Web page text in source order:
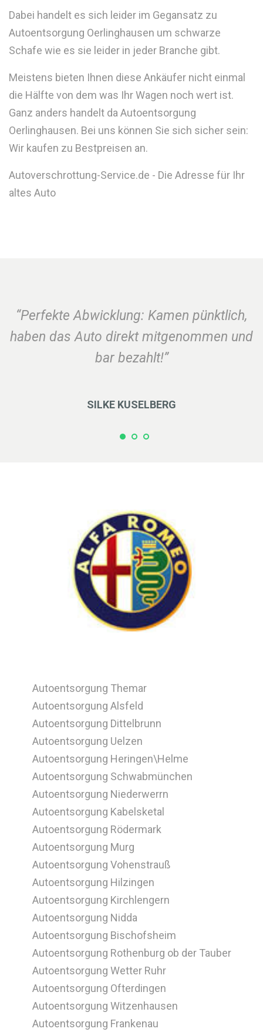
Dabei handelt es sich leider im Gegansatz zu
Autoentsorgung Oerlinghausen um schwarze
Schafe wie es sie leider in jeder Branche gibt.
Meistens bieten Ihnen diese Ankäufer nicht einmal
die Hälfte von dem was Ihr Wagen noch wert ist.
Ganz anders handelt da Autoentsorgung
Oerlinghausen. Bei uns können Sie sich sicher sein:
Wir kaufen zu Bestpreisen an.
Autoverschrottung-Service.de - Die Adresse für Ihr
altes Auto
“Perfekte Abwicklung: Kamen pünktlich,
haben das Auto direkt mitgenommen und
bar bezahlt!”
SILKE KUSELBERG
Autoentsorgung Themar
Autoentsorgung Alsfeld
Autoentsorgung Dittelbrunn
Autoentsorgung Uelzen
Autoentsorgung Heringen\Helme
Autoentsorgung Schwabmünchen
Autoentsorgung Niederwerrn
Autoentsorgung Kabelsketal
Autoentsorgung Rödermark
Autoentsorgung Murg
Autoentsorgung Vohenstrauß
Autoentsorgung Hilzingen
Autoentsorgung Kirchlengern
Autoentsorgung Nidda
Autoentsorgung Bischofsheim
Autoentsorgung Rothenburg ob der Tauber
Autoentsorgung Wetter Ruhr
Autoentsorgung Ofterdingen
Autoentsorgung Witzenhausen
Autoentsorgung Frankenau